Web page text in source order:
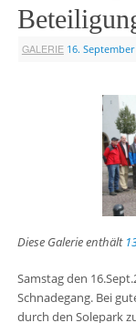
GALERIE 16. September
Diese Galerie enthält
Samstag den
Schnadegang. Bei
durch den Solepark